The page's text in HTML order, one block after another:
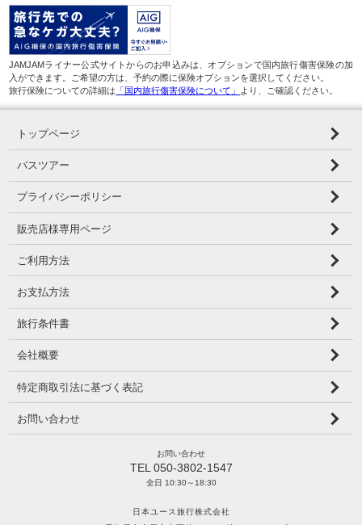
JAMJAMライナー公式サイトからのお申込みは、オプションで国内旅行傷害保険の加
入ができます。ご希望の方は、予約の際に保険オプションを選択してください。
旅行保険についての詳細は 「国内旅行傷害保険について」 より、ご確認ください。
トップページ
バスツアー
プライバシーポリシー
販売店様専用ページ
ご利用方法
お支払方法
旅行条件書
会社概要
特定商取引法に基づく表記
お問い合わせ
お問い合わせ
TEL 050-3802-1547
全日 10:30～18:30
日本ユース旅行株式会社